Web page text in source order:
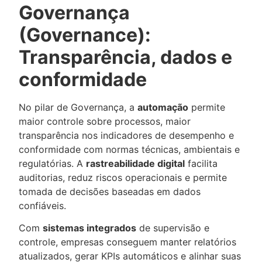
Governança
(Governance):
Transparência, dados e
conformidade
No pilar de Governança, a automação permite
maior controle sobre processos, maior
transparência nos indicadores de desempenho e
conformidade com normas técnicas, ambientais e
regulatórias. A rastreabilidade digital facilita
auditorias, reduz riscos operacionais e permite
tomada de decisões baseadas em dados
confiáveis.
Com sistemas integrados de supervisão e
controle, empresas conseguem manter relatórios
atualizados, gerar KPIs automáticos e alinhar suas